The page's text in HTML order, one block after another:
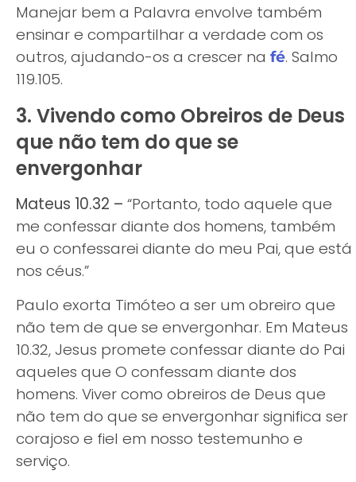
Manejar bem a Palavra envolve também
ensinar e compartilhar a verdade com os
outros, ajudando-os a crescer na fé. Salmo
119.105.
3. Vivendo como Obreiros de Deus
que não tem do que se
envergonhar
Mateus 10.32 – “Portanto, todo aquele que
me confessar diante dos homens, também
eu o confessarei diante do meu Pai, que está
nos céus.”
Paulo exorta Timóteo a ser um obreiro que
não tem de que se envergonhar. Em Mateus
10.32, Jesus promete confessar diante do Pai
aqueles que O confessam diante dos
homens. Viver como obreiros de Deus que
não tem do que se envergonhar significa ser
corajoso e fiel em nosso testemunho e
serviço.